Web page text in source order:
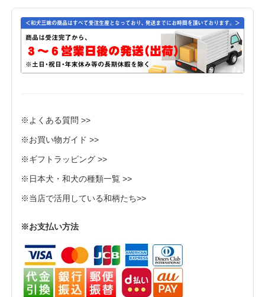
※よくある質問 >>
※お買い物ガイド >>
※ギフトラッピング >>
※日本犬・和犬の種類一覧 >>
※当店で活用している和柄たち>>
※お支払い方法